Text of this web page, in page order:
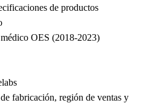
de productos
OES (2018-2023)
fabricación, región de ventas y